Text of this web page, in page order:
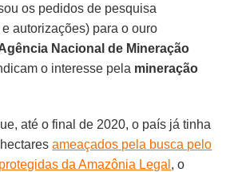
os pedidos de pesquisa
autorizações) para o ouro
Nacional de Mineração
o interesse pela mineração
até o final de 2020, o país já tinha
ameaçados pela busca pelo
da Amazônia Legal , o